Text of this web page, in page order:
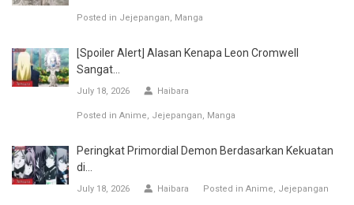
Posted in Jejepangan Manga
[Spoiler Alert] Alasan Kenapa Leon Cromwell
Sangat...
July 18, 2026 Haibara
Posted in Anime Jejepangan Manga
Peringkat Primordial Demon Berdasarkan Kekuatan
di...
July 18, 2026 Haibara Posted in Anime Jejepangan